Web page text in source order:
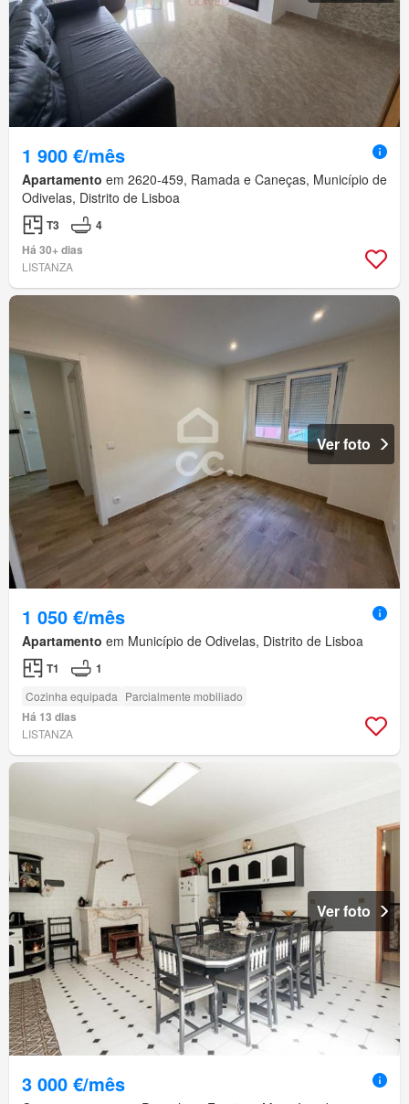
1 900 €/mês
Apartamento em 2620-459, Ramada e Caneças, Município de
Odivelas, Distrito de Lisboa
T3
4
Há 30+ dias
LISTANZA
Ver foto
1 050 €/mês
Apartamento em Município de Odivelas, Distrito de Lisboa
T1 1
Cozinha equipada Parcialmente mobiliado
Há 13 dias
LISTANZA
Ver foto
3 000 €/mês